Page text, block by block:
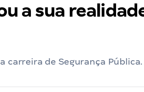
a sua
carreira de Segurança Pública.